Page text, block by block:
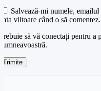
Salvează-mi numele,
viitoare când o să comentez.
să vă conectați pentru a